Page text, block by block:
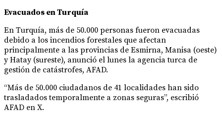
Evacuados en Turquía
En Turquía, más de 50.000 personas fueron evacuadas
debido a los incendios forestales que afectan
principalmente a las provincias de Esmirna, Manisa (oeste)
y Hatay (sureste), anunció el lunes la agencia turca de
gestión de catástrofes, AFAD.
“Más de 50.000 ciudadanos de 41 localidades han sido
trasladados temporalmente a zonas seguras”, escribió
AFAD en X.